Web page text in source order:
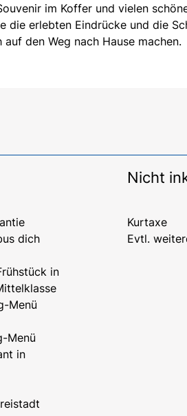
im Koffer und vielen
die erlebten Eindrücke und die
den Weg nach Hause machen.
dich
in
Menü
Menü
in
Nicht
Kurtaxe
Evtl.